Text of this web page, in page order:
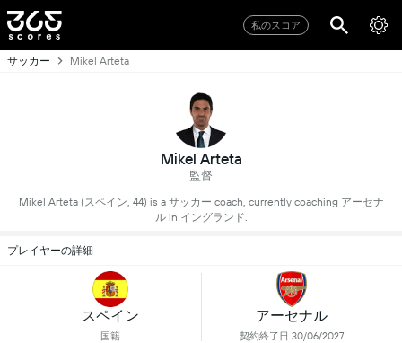
私のスコア
サッカー Mikel Arteta
Mikel Arteta
監督
Mikel Arteta (スペイン, 44) is a サッカー coach, currently coaching アーセナ
ル in イングランド.
プレイヤーの詳細
スペイン
国籍
アーセナル
契約終了日 30/06/2027